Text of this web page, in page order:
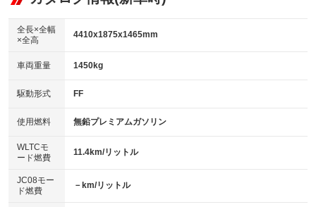
：装備なし
パワーウィンドウ
アイドリングストップ
：装備あり
USB入力端子
：装備あり
100V電源
：装備なし
センターデフロック
：装備なし
電動格納ミラー
：装備あり
：装備なし
：装備あり
革シート
キーレス
HID(キセノンライト)
：装備なし
バックカメラ
：装備あり
エアロ
：装備なし
：装備なし
パワーシート
全長×全幅
×全高
4410x1875x1465mm
車両重量 1450kg
駆動形式 FF
使用燃料 無鉛プレミアムガソリン
WLTCモ
ード燃費
11.4km/リットル
JC08モー
ド燃費
－km/リットル